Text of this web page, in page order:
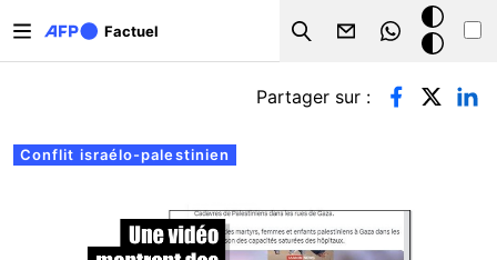
Factuel
Search
Mode
sombre
Onglets principaux
Conflit israélo-palestinien
Partager sur :